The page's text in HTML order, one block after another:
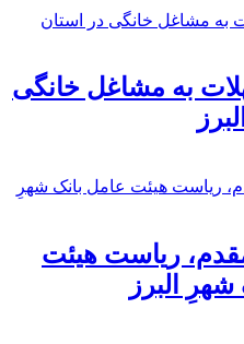
به مشاغل خانگی
ریاست هیئت
البرز